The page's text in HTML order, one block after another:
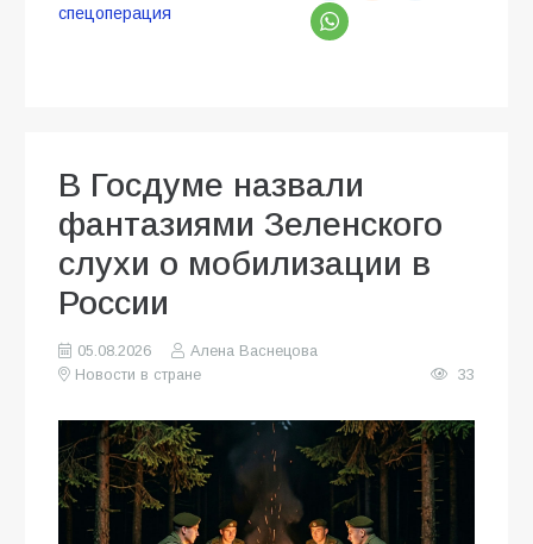
спецоперация
В Госдуме назвали
фантазиями Зеленского
слухи о мобилизации в
России
05.08.2026
Алена Васнецова
Новости в стране
33